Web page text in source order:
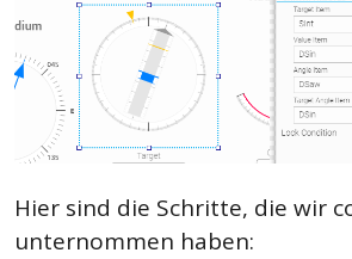
Hier sind die Schritte, die wir
unternommen haben: